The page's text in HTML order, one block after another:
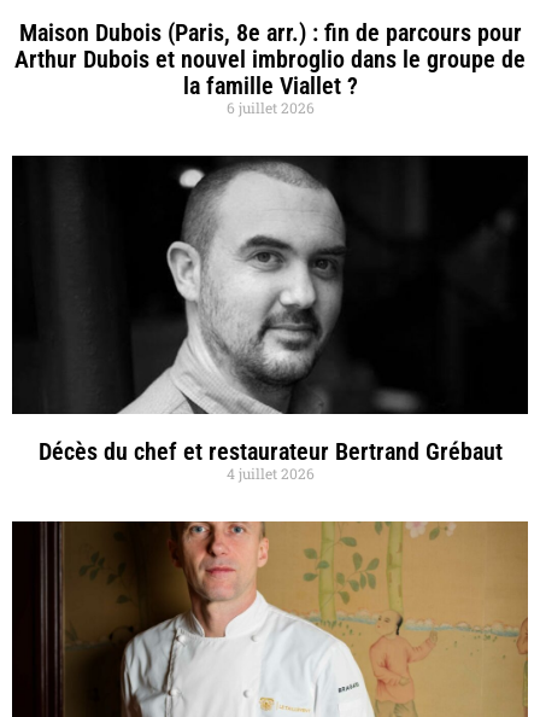
Maison Dubois (Paris, 8e arr.) : fin de parcours pour
Arthur Dubois et nouvel imbroglio dans le groupe de
la famille Viallet ?
6 juillet 2026
Décès du chef et restaurateur Bertrand Grébaut
4 juillet 2026